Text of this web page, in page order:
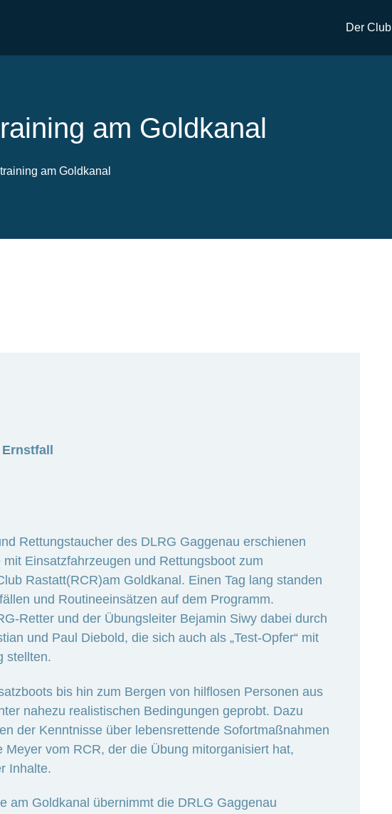
Der Club
am Goldkanal
am Goldkanal
Rettungstaucher des DLRG Gaggenau erschienen
Einsatzfahrzeugen und Rettungsboot zum
Rastatt(RCR)am Goldkanal. Einen Tag lang standen
und Routineeinsätzen auf dem Programm.
Retter und der Übungsleiter Bejamin Siwy dabei durch
und Paul Diebold, die sich auch als „Test-Opfer“ mit
stellten.
bis hin zum Bergen von hilflosen Personen aus
nahezu realistischen Bedingungen geprobt. Dazu
der Kenntnisse über lebensrettende Sofortmaßnahmen
Meyer vom RCR, der die Übung mitorganisiert hat,
Inhalte.
am Goldkanal übernimmt die DRLG Gaggenau